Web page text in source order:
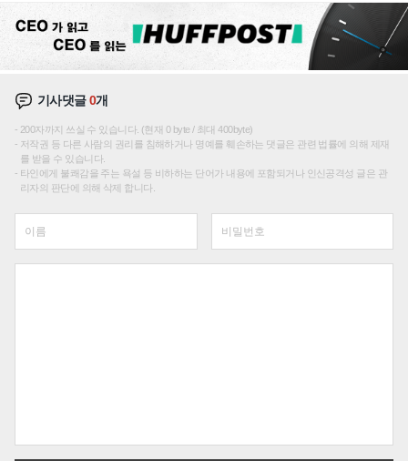
기사댓글0개
200자까지 쓰실 수 있습니다. (현재 0 byte / 최대 400byte)
저작권 등 다른 사람의 권리를 침해하거나 명예를 훼손하는 댓글은 관련 법률에 의해 제재
를 받을 수 있습니다.
타인에게 불쾌감을 주는 욕설 등 비하하는 단어가 내용에 포함되거나 인신공격성 글은 관
리자의 판단에 의해 삭제 합니다.